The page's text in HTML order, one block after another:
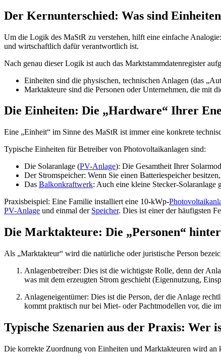
Der Kernunterschied: Was sind
Um die Logik des MaStR zu verstehen, hilft eine einfache
und wirtschaftlich dafür verantwortlich ist.
Nach genau dieser Logik ist auch das Marktstammdatenregister
Einheiten sind die physischen, technischen Anlagen (das
Marktakteure sind die Personen oder Unternehmen, die mit
Die Einheiten: Die „Hardware“ Ihrer
Eine „Einheit“ im Sinne des MaStR ist immer eine konkrete
Typische Einheiten für Betreiber von Photovoltaikanlagen sind:
Die Solaranlage (PV-Anlage): Die Gesamtheit Ihrer
Der Stromspeicher: Wenn Sie einen Batteriespeicher
Das Balkonkraftwerk: Auch eine kleine Stecker-Solaranlage
Praxisbeispiel: Eine Familie installiert eine 10-kWp-
PV-Anlage und einmal der Speicher. Dies ist einer der häufigsten
Die Marktakteure: Die „Personen“
Als „Marktakteur“ wird die natürliche oder juristische Person
Anlagenbetreiber: Dies ist die wichtigste Rolle, denn der
was mit dem erzeugten Strom geschieht (Eigennutzung,
Anlageneigentümer: Dies ist die Person, der die Anlage
kommt praktisch nur bei Miet- oder Pachtmodellen vor, die
Typische Szenarien aus der Praxis: Wer
Die korrekte Zuordnung von Einheiten und Marktakteuren wird an